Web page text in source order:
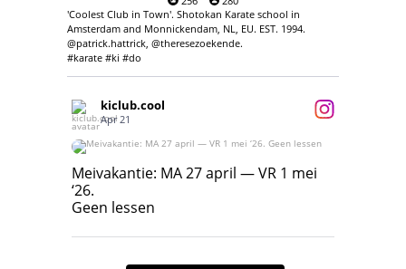
'Coolest Club in Town'. Shotokan Karate school in
Amsterdam and Monnickendam, NL, EU. EST. 1994.
@patrick.hattrick, @theresezoekende.
#karate #ki #do
kiclub.cool
Apr 21
Meivakantie: MA 27 april — VR 1 mei ‘26.
Geen lessen
Meivakantie: MA 27 april — VR 1 mei
‘26.
Geen lessen